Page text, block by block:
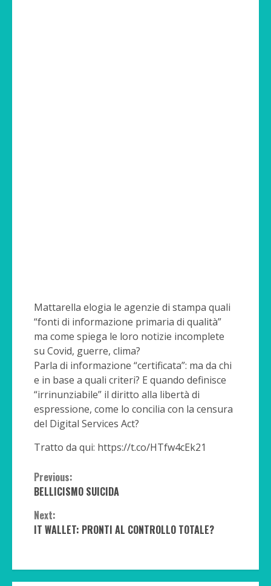
Mattarella elogia le agenzie di stampa quali
“fonti di informazione primaria di qualità”
ma come spiega le loro notizie incomplete
su Covid, guerre, clima?
Parla di informazione “certificata”: ma da chi
e in base a quali criteri? E quando definisce
“irrinunziabile” il diritto alla libertà di
espressione, come lo concilia con la censura
del Digital Services Act?
Tratto da qui: https://t.co/HTfw4cEk21
Continue
Reading
Previous:
BELLICISMO SUICIDA
Next:
IT WALLET: PRONTI AL CONTROLLO TOTALE?